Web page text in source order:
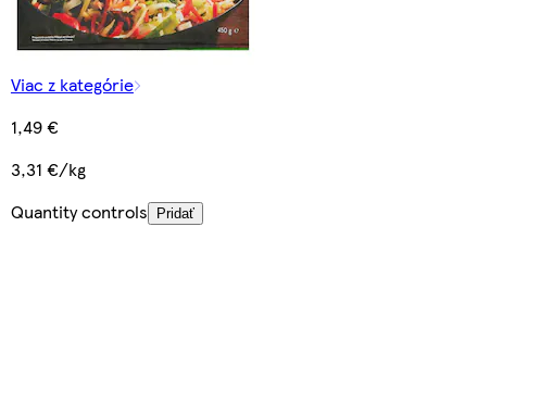
Viac z kategórie
1,49 €
3,31 €/kg
Quantity controls
Pridať